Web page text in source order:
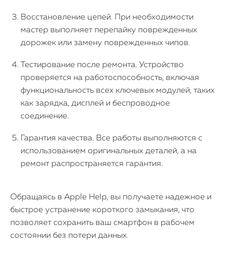
Контакты
Статьи
Восстановление цепей. При необходимости
мастер выполняет перепайку поврежденных
дорожек или замену поврежденных чипов.
Тестирование после ремонта. Устройство
проверяется на работоспособность, включая
функциональность всех ключевых модулей, таких
как зарядка, дисплей и беспроводное
соединение.
Гарантия качества. Все работы выполняются с
использованием оригинальных деталей, а на
ремонт распространяется гарантия.
Обращаясь в Apple Help, вы получаете надежное и
быстрое устранение короткого замыкания, что
позволяет сохранить ваш смартфон в рабочем
состоянии без потери данных.